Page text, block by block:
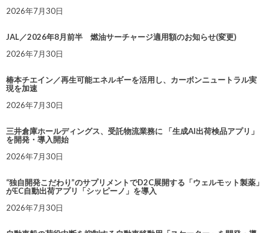
2026年7月30日
JAL／2026年8月前半 燃油サーチャージ適用額のお知らせ(変更)
2026年7月30日
椿本チエイン／再生可能エネルギーを活用し、カーボンニュートラル実
現を加速
2026年7月30日
三井倉庫ホールディングス、受託物流業務に 「生成AI出荷検品アプリ」
を開発・導入開始
2026年7月30日
“独自開発こだわり”のサプリメントでD2C展開する「ウェルモット製薬」
がEC自動出荷アプリ「シッピーノ」を導入
2026年7月30日